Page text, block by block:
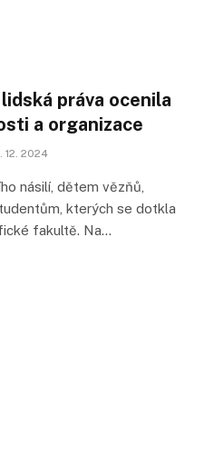
práva ocenila
a organizace
12. 2024
násilí, dětem vězňů,
kterých se dotkla
fakultě. Na…